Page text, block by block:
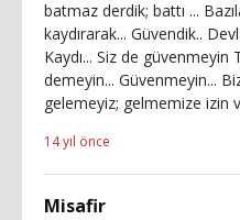
batmaz derdik; battı ...
kaydırarak... Güvendik..
Kaydı... Siz de güvenmeyin
demeyin... Güvenmeyin...
gelemeyiz; gelmemize izin
14 yıl önce
Misafir